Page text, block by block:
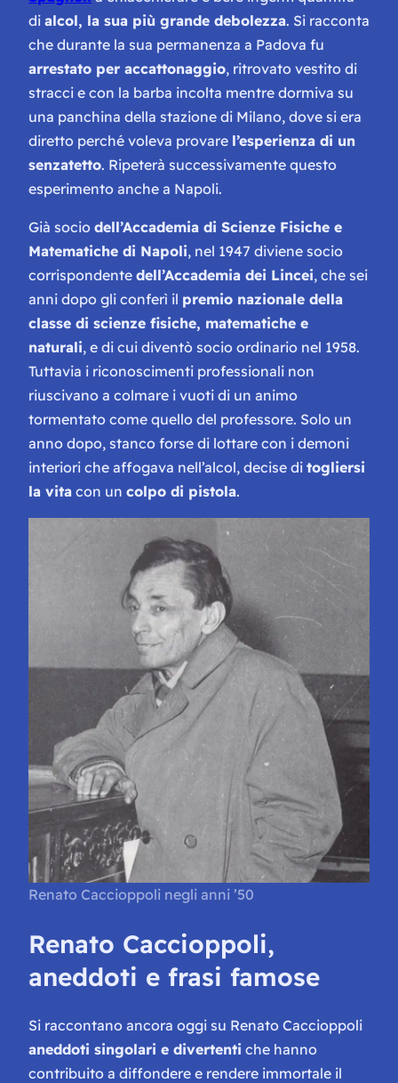
di alcol, la sua più grande debolezza. Si racconta
che durante la sua permanenza a Padova fu
arrestato per accattonaggio, ritrovato vestito di
stracci e con la barba incolta mentre dormiva su
una panchina della stazione di Milano, dove si era
diretto perché voleva provare l’esperienza di un
senzatetto. Ripeterà successivamente questo
esperimento anche a Napoli.
Già socio dell’Accademia di Scienze Fisiche e
Matematiche di Napoli, nel 1947 diviene socio
corrispondente dell’Accademia dei Lincei, che sei
anni dopo gli conferì il premio nazionale della
classe di scienze fisiche, matematiche e
naturali, e di cui diventò socio ordinario nel 1958.
Tuttavia i riconoscimenti professionali non
riuscivano a colmare i vuoti di un animo
tormentato come quello del professore. Solo un
anno dopo, stanco forse di lottare con i demoni
interiori che affogava nell’alcol, decise di togliersi
la vita con un colpo di pistola.
Renato Caccioppoli negli anni ’50
Renato Caccioppoli,
aneddoti e frasi famose
Si raccontano ancora oggi su Renato Caccioppoli
aneddoti singolari e divertenti che hanno
contribuito a diffondere e rendere immortale il